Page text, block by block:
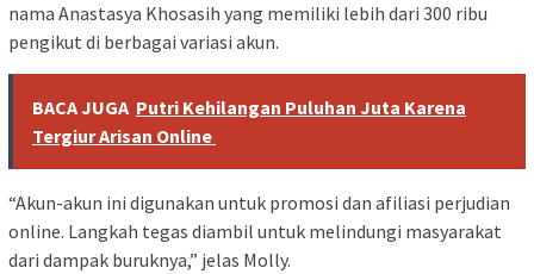
nama Anastasya Khosasih yang memiliki lebih dari 300 ribu
pengikut di berbagai variasi akun.
BACA JUGA Putri Kehilangan Puluhan Juta Karena
Tergiur Arisan Online
“Akun-akun ini digunakan untuk promosi dan afiliasi perjudian
online. Langkah tegas diambil untuk melindungi masyarakat
dari dampak buruknya,” jelas Molly.